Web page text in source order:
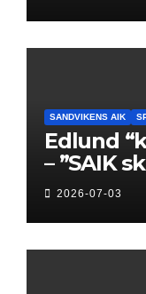
SANDVIKENS AIK
Edlund
– ”SAIK
klubben
2026-07-03